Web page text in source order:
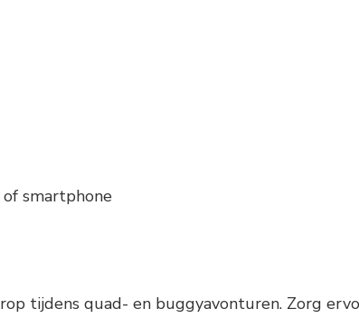
smartphone
tijdens quad- en buggyavonturen. Zorg